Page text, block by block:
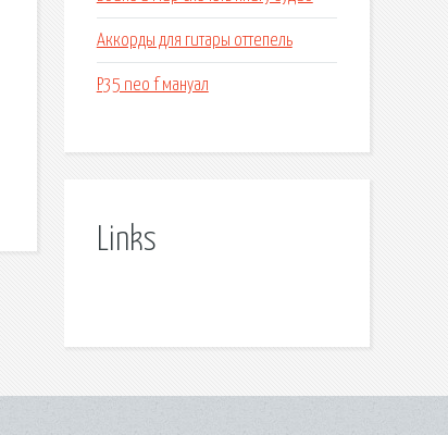
Аккорды для гитары оттепель
P35 neo f мануал
Links